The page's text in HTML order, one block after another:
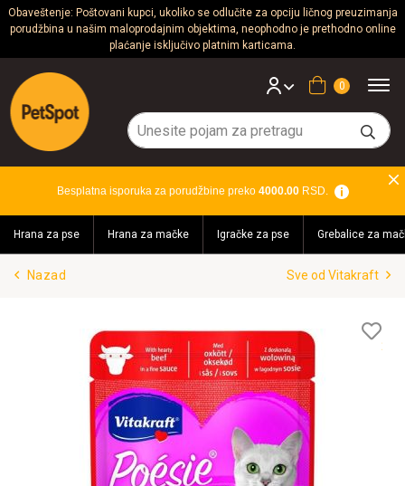
Obaveštenje: Poštovani kupci, ukoliko se odlučite za opciju ličnog preuzimanja
porudžbina u našim maloprodajnim objektima, neophodno je prethodno online
plaćanje isključivo platnim karticama.
Psi
Mačke
Glodari
Akvaristika
Teraristika
Brendovi
Akcija!
Korpa
Besplatna isporuka za porudžbine preko 4000.00RSD.
Hrana za pse Hrana za mačke Igračke za pse Grebalice za
Nazad Sve od Vitakraft